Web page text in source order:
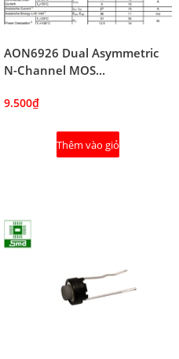
AON6926 Dual Asymmetric
N-Channel MOS...
9.500₫
Thêm vào giỏ